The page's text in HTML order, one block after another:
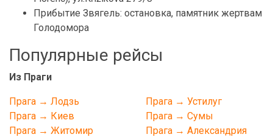
Прибытие Звягель: остановка, памятник жертвам
Голодомора
Популярные рейсы
Из Праги
Прага → Лодзь
Прага → Киев
Прага → Житомир
Прага → Устилуг
Прага → Сумы
Прага → Александрия